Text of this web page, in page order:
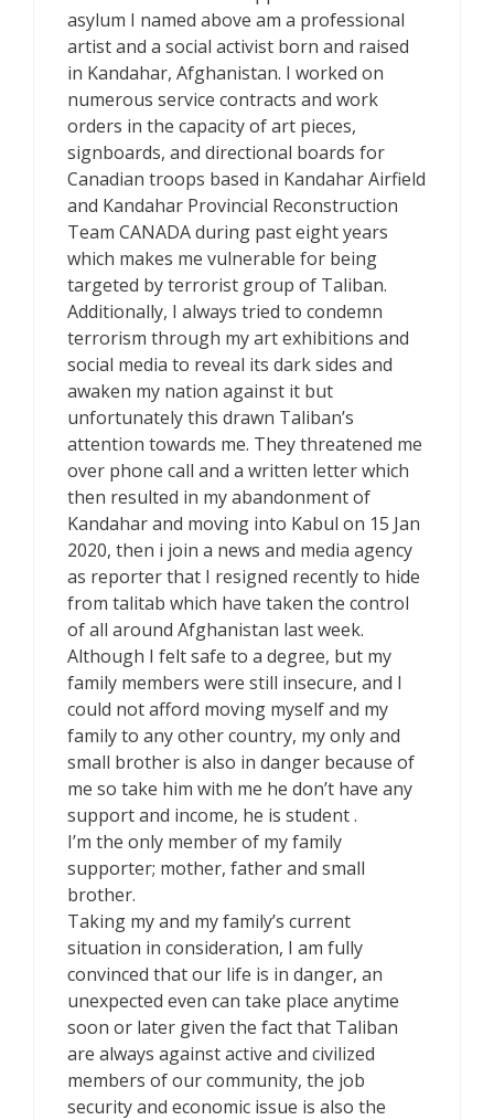
asylum I named above am a professional
artist and a social activist born and raised
in Kandahar, Afghanistan. I worked on
numerous service contracts and work
orders in the capacity of art pieces,
signboards, and directional boards for
Canadian troops based in Kandahar Airfield
and Kandahar Provincial Reconstruction
Team CANADA during past eight years
which makes me vulnerable for being
targeted by terrorist group of Taliban.
Additionally, I always tried to condemn
terrorism through my art exhibitions and
social media to reveal its dark sides and
awaken my nation against it but
unfortunately this drawn Taliban’s
attention towards me. They threatened me
over phone call and a written letter which
then resulted in my abandonment of
Kandahar and moving into Kabul on 15 Jan
2020, then i join a news and media agency
as reporter that I resigned recently to hide
from talitab which have taken the control
of all around Afghanistan last week.
Although I felt safe to a degree, but my
family members were still insecure, and I
could not afford moving myself and my
family to any other country, my only and
small brother is also in danger because of
me so take him with me he don’t have any
support and income, he is student .
I’m the only member of my family
supporter; mother, father and small
brother.
Taking my and my family’s current
situation in consideration, I am fully
convinced that our life is in danger, an
unexpected even can take place anytime
soon or later given the fact that Taliban
are always against active and civilized
members of our community, the job
security and economic issue is also the